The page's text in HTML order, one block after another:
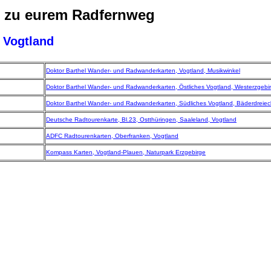
eurem Radfernweg
Vogtland
Doktor Barthel Wander- und Radwanderkarten, Vogtland, Musikwinkel
Doktor Barthel Wander- und Radwanderkarten, Östliches Vogtland,
Doktor Barthel Wander- und Radwanderkarten, Südliches Vogtland,
Deutsche Radtourenkarte, Bl.23, Ostthüringen, Saaleland, Vogtland
ADFC Radtourenkarten, Oberfranken, Vogtland
Kompass Karten, Vogtland-Plauen, Naturpark Erzgebirge